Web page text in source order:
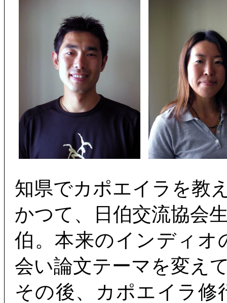
知県でカポエイラを教
かつて、日伯交流協会
伯。本来のインディオ
会い論文テーマを変え
その後、カポエイラ